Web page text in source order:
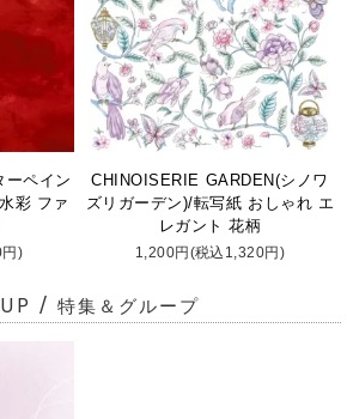
ーペイン
彩 ファ
)
CHINOISERIE GARDEN(シノワ
ズリガーデン)/転写紙 おしゃれ エ
レガント 花柄
1,200円(税込1,320円)
/ 特集＆グループ